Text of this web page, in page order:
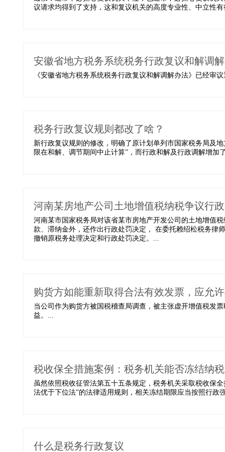
议请求均得到了支持，这和复议机关的高度专业性、中立性
安徽省地方税务系统税务行政复议和解调
《安徽省地方税务系统税务行政复议和解调解办法》已经审
税务行政复议规则都改了啥？
新行政复议规则的修改，明确了原计划单列市国家税务局及
限在和解、调节期间中止计算”，而行政和解及行政调解增加
河南某房地产公司土地增值税纳税争议行
河南某市国家税务局对该省某市房地产开发公司的土地增值
款、滞纳金外，还作出行政处罚决定， 在委托赖绍松税务律
撤销原税务处理决定和行政处罚决定。...
购货方如能重新取得合法有效发票，应允
当公司作为购货方被国税稽查局调查，被主张虚开增值税发
益。...
税收保全措施案例：税务机关能否冻结纳
虽然依照税收征管法第五十五条规定，税务机关采取税收保
法优于下位法”的法律适用规则，相关冻结期限应当按照行政
什么是税务行政复议